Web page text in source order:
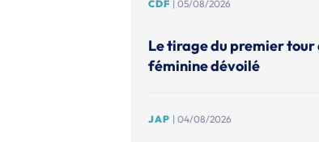
CDF | 05/08/2026
Le tirage du premier tour
féminine dévoilé
JAP | 04/08/2026